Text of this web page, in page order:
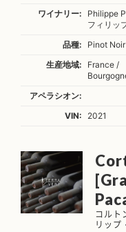
ワイナリー:
Philippe
フィリッ
品種:
Pinot Noir
生産地域:
France /
アペラシオン:
VIN:
2021
コルト
リップ